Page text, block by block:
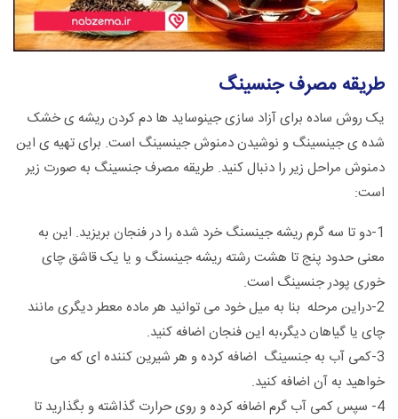
طریقه مصرف جنسینگ
یک روش ساده برای آزاد سازی جینوساید ها دم کردن ریشه ی خشک
شده ی جینسینگ و نوشیدن دمنوش جینسینگ است. برای تهیه ی این
دمنوش مراحل زیر را دنبال کنید. طریقه مصرف جنسینگ به صورت زیر
است:
1-دو تا سه گرم ریشه جینسنگ خرد شده را در فنجان بریزید. این به
معنی حدود پنج تا هشت رشته ریشه جینسنگ و یا یک قاشق چای
خوری پودر جنسینگ است.
2-دراین مرحله بنا به میل خود می توانید هر ماده معطر دیگری مانند
چای یا گیاهان دیگر،به این فنجان اضافه کنید.
3-کمی آب به جنسینگ اضافه کرده و هر شیرین کننده ای که می
خواهید به آن اضافه کنید.
4- سپس کمی آب گرم اضافه کرده و روی حرارت گذاشته و بگذارید تا